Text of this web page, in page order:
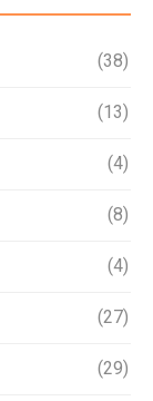
(38)
(13)
(4)
(8)
(4)
(27)
(29)